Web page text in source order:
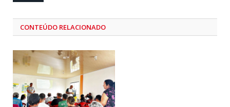
CONTEÚDO RELACIONADO